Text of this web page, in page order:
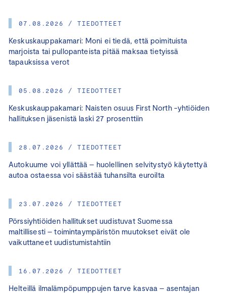
07.08.2026 / TIEDOTTEET
Keskuskauppakamari: Moni ei tiedä, että poimituista
marjoista tai pullopanteista pitää maksaa tietyissä
tapauksissa verot
05.08.2026 / TIEDOTTEET
Keskuskauppakamari: Naisten osuus First North -yhtiöiden
hallituksen jäsenistä laski 27 prosenttiin
28.07.2026 / TIEDOTTEET
Autokuume voi yllättää – huolellinen selvitystyö käytettyä
autoa ostaessa voi säästää tuhansilta euroilta
23.07.2026 / TIEDOTTEET
Pörssiyhtiöiden hallitukset uudistuvat Suomessa
maltillisesti – toimintaympäristön muutokset eivät ole
vaikuttaneet uudistumistahtiin
16.07.2026 / TIEDOTTEET
Helteillä ilmalämpöpumppujen tarve kasvaa – asentajan